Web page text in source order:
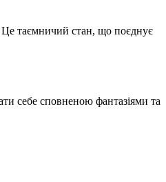
Це таємничий стан, що поєднує
себе сповненою фантазіями та